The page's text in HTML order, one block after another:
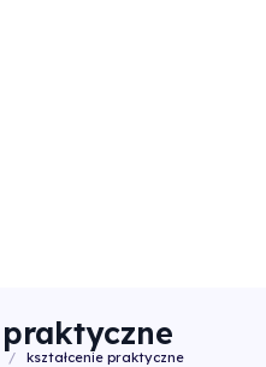
/ kształcenie praktyczne